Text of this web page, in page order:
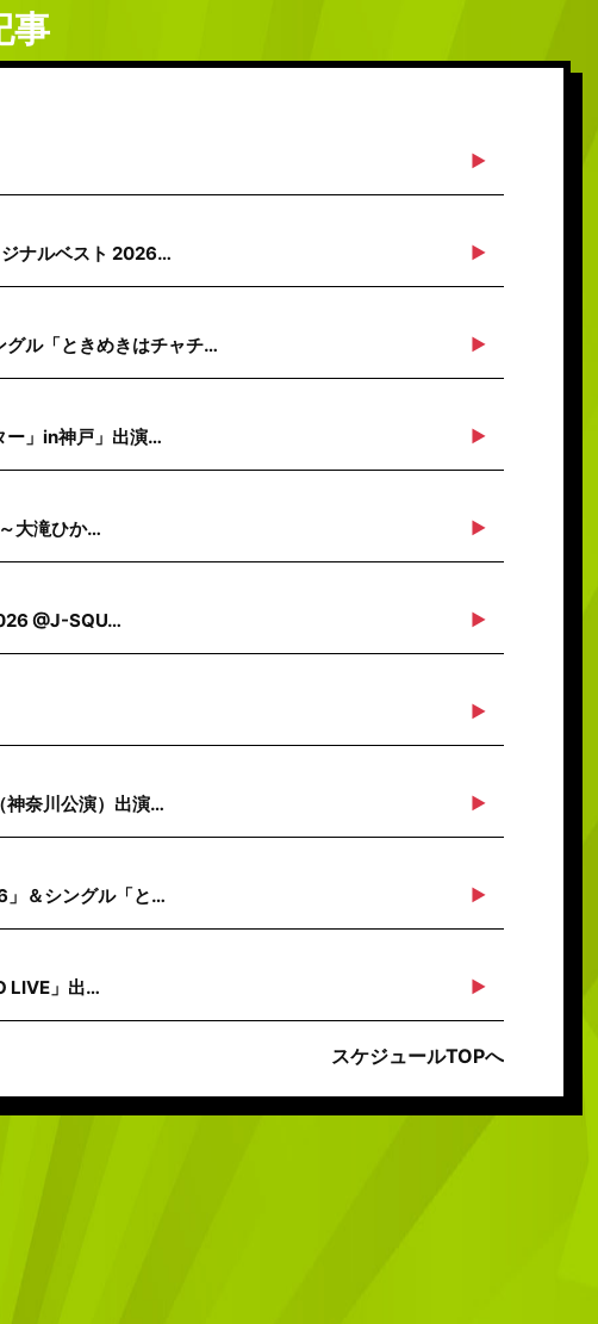
事
ジナルベスト 2026…
ル「ときめきはチャチ…
ー」in神戸」出演…
大滝ひか…
@J-SQU…
神奈川公演）出演…
＆シングル「と…
LIVE」出…
スケジュールTOPへ